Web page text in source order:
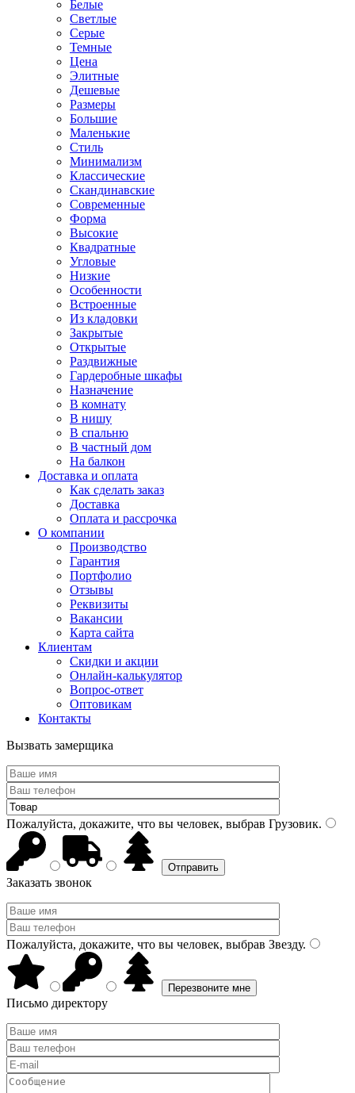
Белые
Светлые
Серые
Темные
Цена
Элитные
Дешевые
Размеры
Большие
Маленькие
Стиль
Минимализм
Классические
Скандинавские
Современные
Форма
Высокие
Квадратные
Угловые
Низкие
Особенности
Встроенные
Из кладовки
Закрытые
Открытые
Раздвижные
Гардеробные шкафы
Назначение
В комнату
В нишу
В спальню
В частный дом
На балкон
Доставка и оплата
Как сделать заказ
Доставка
Оплата и рассрочка
О компании
Производство
Гарантия
Портфолио
Отзывы
Реквизиты
Вакансии
Карта сайта
Клиентам
Скидки и акции
Онлайн-калькулятор
Вопрос-ответ
Оптовикам
Контакты
Вызвать замерщика
Пожалуйста, докажите, что вы человек, выбрав Грузовик.
Заказать звонок
Пожалуйста, докажите, что вы человек, выбрав Звезду.
Письмо директору